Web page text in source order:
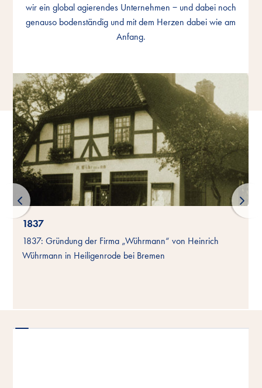
wir ein global agierendes Unternehmen − und dabei noch
genauso bodenständig und mit dem Herzen dabei wie am
Anfang.
wir ein global agierendes Unternehmen − und dabei noch
genauso bodenständig und mit dem Herzen dabei wie am
Anfang.
wir ein global agierendes Unternehmen − und dabei noch
genauso bodenständig und mit dem Herzen dabei wie am
Anfang.
1837
1837: Gründung der Firma „Wührmann“ von Heinrich
Wührmann in Heiligenrode bei Bremen